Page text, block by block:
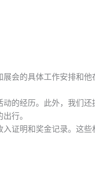
会的具体工作安排和
的经历。此外，我们
行。
证明和奖金记录。这